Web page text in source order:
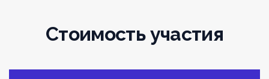
Стоимость участия